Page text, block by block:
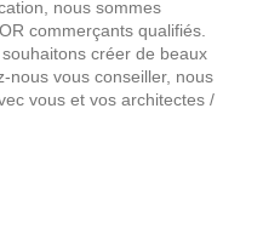
nous sommes
commerçants qualifiés.
créer de beaux
nous vous conseiller, nous
vous et vos architectes /